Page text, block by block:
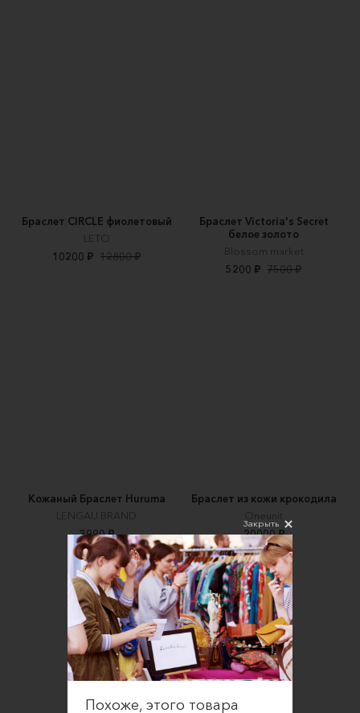
Браслет CIRCLE фиолетовый
LETO
10200 ₽ 12800 ₽
Браслет Victoria's Secret
белое золото
Blossom market
5200 ₽ 7500 ₽
Кожаный Браслет Huruma
LENGAU.BRAND
3990 ₽
Браслет из кожи крокодила
Oneunit
20000 ₽
Закрыть
Похоже, этого товара